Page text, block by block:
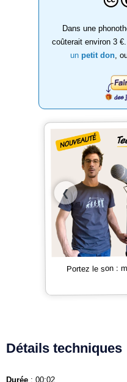
Dans une
coûterait environ 3
un petit don ,
❮
Portez le son :
Détails techniques
Durée : 00:02